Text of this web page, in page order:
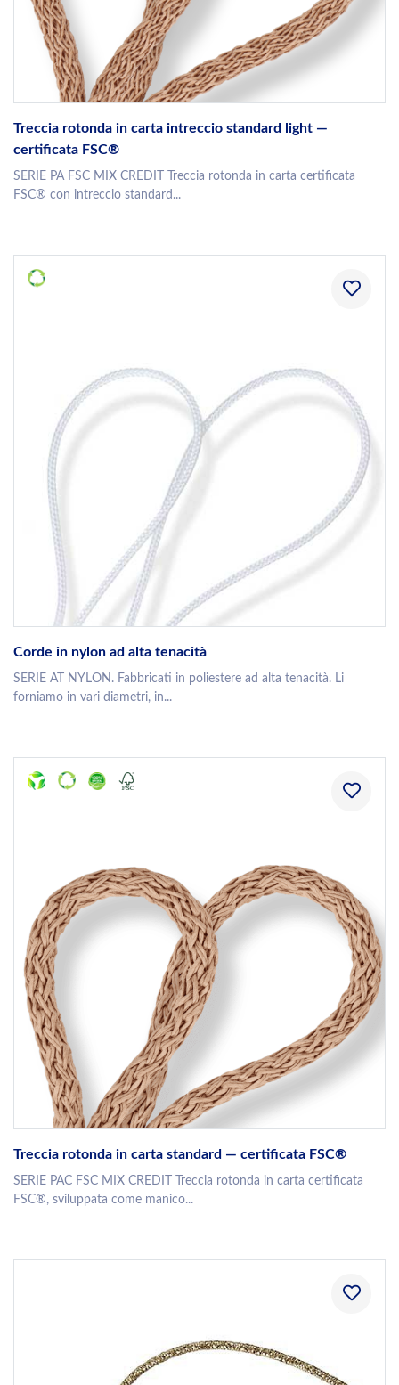
Treccia rotonda in carta intreccio standard light —
certificata FSC®
SERIE PA FSC MIX CREDIT Treccia rotonda in carta certificata
FSC® con intreccio standard...
Corde in nylon ad alta tenacità
SERIE AT NYLON. Fabbricati in poliestere ad alta tenacità. Li
forniamo in vari diametri, in...
Treccia rotonda in carta standard — certificata FSC®
SERIE PAC FSC MIX CREDIT Treccia rotonda in carta certificata
FSC®, sviluppata come manico...